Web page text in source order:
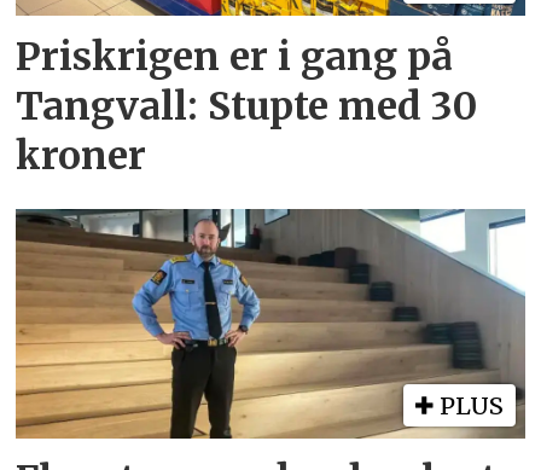
Priskrigen er i gang på
Tangvall: Stupte med 30
kroner
PLUS